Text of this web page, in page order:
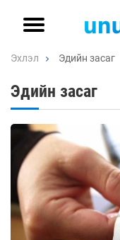
Эхлэл Эдийн засаг
Эдийн засаг